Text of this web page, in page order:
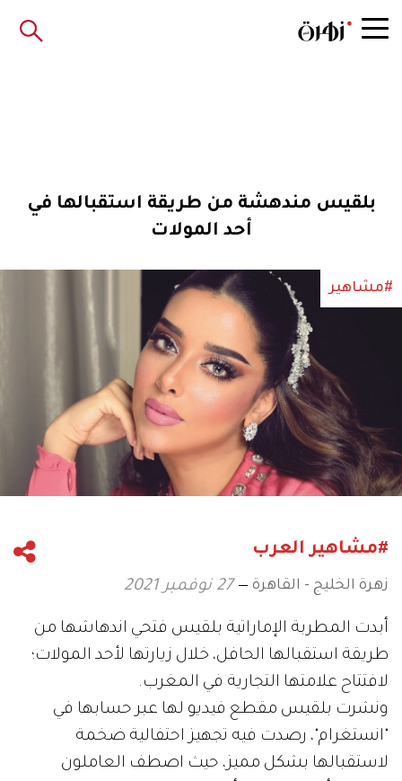
بلقيس مندهشة من طريقة استقبالها في
أحد المولات
#مشاهير
#مشاهير العرب
زهرة الخليج - القاهرة 27 نوفمبر 2021
أبدت المطربة الإماراتية بلقيس فتحي اندهاشها من
طريقة استقبالها الحافل، خلال زيارتها لأحد المولات؛
لافتتاح علامتها التجارية في المغرب.
ونشرت بلقيس مقطع فيديو لها عبر حسابها في
"انستغرام"، رصدت فيه تجهيز احتفالية ضخمة
لاستقبالها بشكل مميز، حيث اصطف العاملون